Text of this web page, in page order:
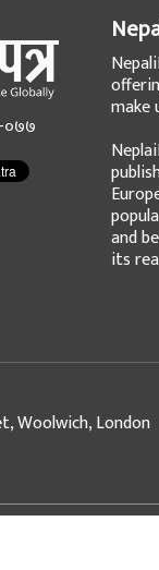
०७७
make
and
its
Woolwich, London